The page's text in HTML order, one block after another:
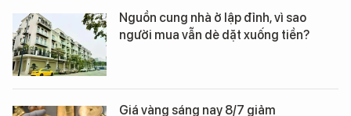
Nguồn cung nhà ở lập đỉnh, vì sao
người mua vẫn dè dặt xuống tiền?
Giá vàng sáng nay 8/7 giảm